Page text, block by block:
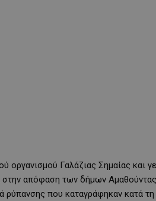
Γαλάζιας Σημαίας και
απόφαση των δήμων
ρύπανσης που καταγράφηκαν κατά